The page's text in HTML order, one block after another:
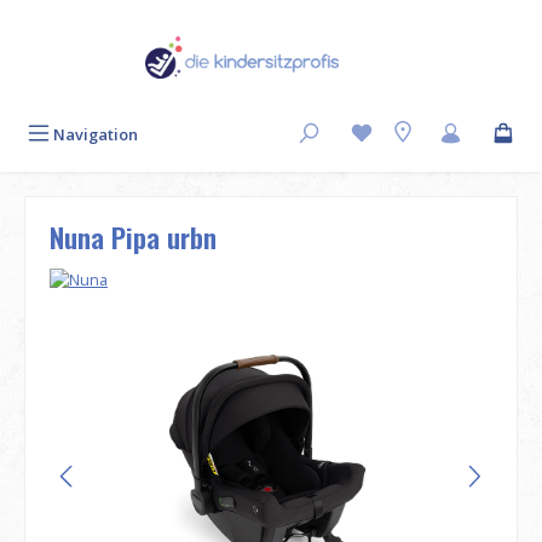
Navigation
Nuna Pipa urbn